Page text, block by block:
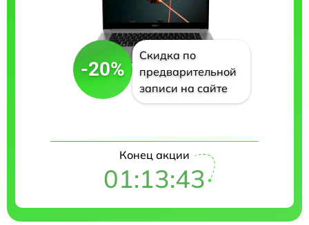
-20%
Скидка по
предварительной
записи на сайте
Конец акции
01:13:42